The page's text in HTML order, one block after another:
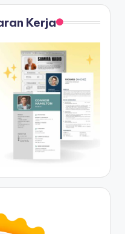
Kerja